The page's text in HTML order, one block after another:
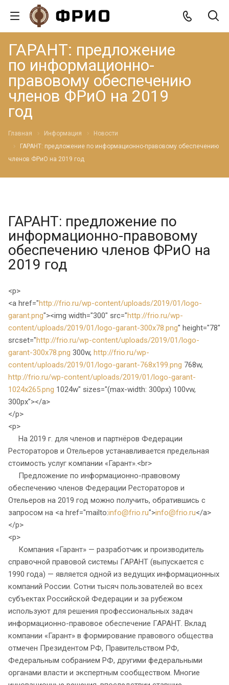
ГАРАНТ: предложение
по информационно-
правовому обеспечению
членов ФРиО на 2019
год
Главная Информация
Новости
ГАРАНТ: предложение по информационно-правовому обеспечению
членов ФРиО на 2019 год
ГАРАНТ: предложение по
информационно-правовому
обеспечению членов ФРиО на
2019 год
<p>
<a href="http://frio.ru/wp-content/uploads/2019/01/logo-
garant.png"><img width="300" src="http://frio.ru/wp-
content/uploads/2019/01/logo-garant-300x78.png" height="78"
srcset="http://frio.ru/wp-content/uploads/2019/01/logo-
garant-300x78.png 300w, http://frio.ru/wp-
content/uploads/2019/01/logo-garant-768x199.png 768w,
http://frio.ru/wp-content/uploads/2019/01/logo-garant-
1024x265.png 1024w" sizes="(max-width: 300px) 100vw,
300px"></a>
</p>
<p>
На 2019 г. для членов и партнёров Федерации
Рестораторов и Отельеров устанавливается предельная
стоимость услуг компании «Гарант».<br>
Предложение по информационно-правовому
обеспечению членов Федерации Рестораторов и
Отельеров на 2019 год можно получить, обратившись с
запросом на <a href="mailto:info@frio.ru">info@frio.ru</a>
</p>
<p>
Компания «Гарант» — разработчик и производитель
справочной правовой системы ГАРАНТ (выпускается с
1990 года) — является одной из ведущих информационных
компаний России. Сотни тысяч пользователей во всех
субъектах Российской Федерации и за рубежом
используют для решения профессиональных задач
информационно-правовое обеспечение ГАРАНТ. Вклад
компании «Гарант» в формирование правового общества
отмечен Президентом РФ, Правительством РФ,
Федеральным собранием РФ, другими федеральными
органами власти и экспертным сообществом. Многие